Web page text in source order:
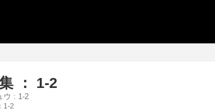
： 1-2
ウ : 1-2
1-2